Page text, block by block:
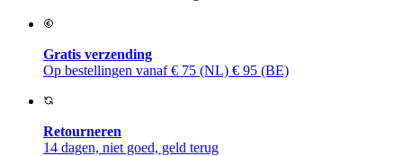
Gratis verzending
Op bestellingen vanaf € 75 (NL) € 95 (BE)
Retourneren
14 dagen, niet goed, geld terug